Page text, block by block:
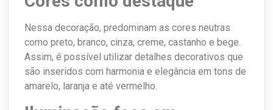
Nessa decoração, predominam as cores neutras
como preto, branco, cinza, creme, castanho e bege.
Assim, é possível utilizar detalhes decorativos que
são inseridos com harmonia e elegância em tons de
amarelo, laranja e até vermelho.